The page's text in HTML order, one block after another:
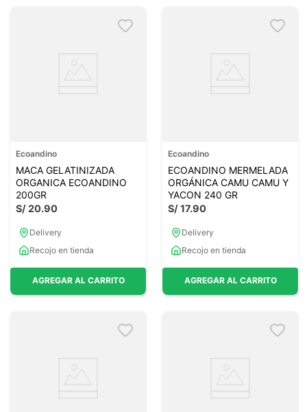
Ecoandino
MACA GELATINIZADA
ORGANICA ECOANDINO
200GR
S/20.90
Delivery
Recojo en tienda
AGREGAR AL CARRITO
Ecoandino
ECOANDINO MERMELADA
ORGÁNICA CAMU CAMU Y
YACON 240 GR
S/17.90
Delivery
Recojo en tienda
AGREGAR AL CARRITO